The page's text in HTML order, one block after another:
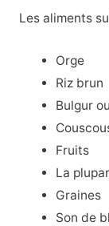
Les aliments
Orge
Riz brun
Bulgur
Fruits
La
Graines
Son de